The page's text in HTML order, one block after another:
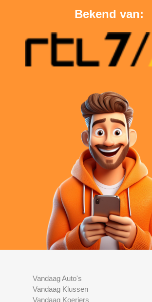
Bekend van:
Vandaag Auto's
Vandaag Klussen
Vandaag Koeriers